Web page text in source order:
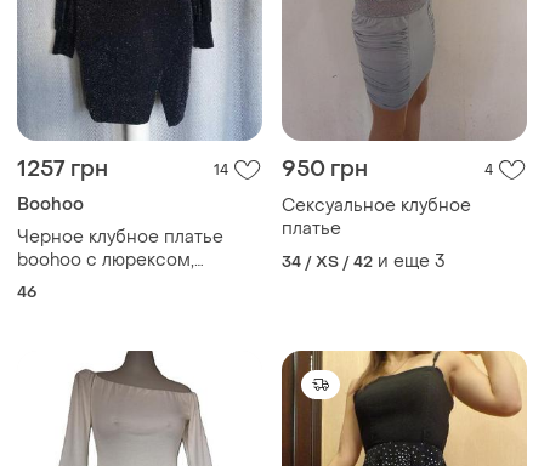
1257 грн 14
Boohoo
Черное клубное платье
boohoo с люрексом,
блестящее вечернее
46
950 грн 4
Сексуальное клубное
платье
34 / XS / 42 и еще 3